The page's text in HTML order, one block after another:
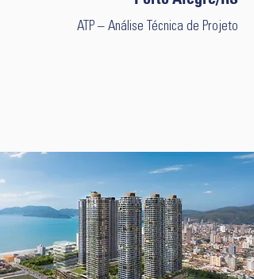
ATP – Análise Técnica de Projeto